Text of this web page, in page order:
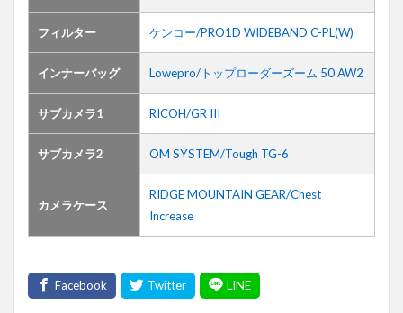
フィルター ケンコー/PRO1D WIDEBAND C-PL(W)
インナーバッグ Lowepro/トップローダーズーム 50 AW2
サブカメラ1 RICOH/GR III
サブカメラ2 OM SYSTEM/Tough TG-6
カメラケース
RIDGE MOUNTAIN GEAR/Chest
Increase